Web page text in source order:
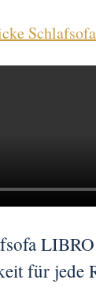
für jede